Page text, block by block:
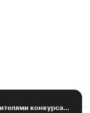
Донские атомщики стали победителями конкурса научно-технических докладов